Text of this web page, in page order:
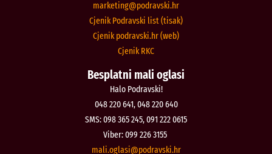
rh.iksvardop
@gnitekram
Cjenik Podravski list (tisak)
Cjenik podravski.hr (web)
Cjenik RKC
Besplatni mali oglasi
Halo Podravski!
048 220 641, 048 220 640
SMS: 098 365 245, 091 222 0615
Viber: 099 226 3155
rh.iksvardop
@isalgo.ilam